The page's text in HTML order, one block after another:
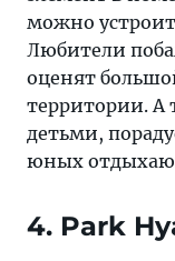
можно
Любители
оценят
территории. А
детьми,
юных
4. Park